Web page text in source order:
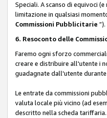
Speciali. A scanso di equivoci
limitazione in qualsiasi
Commissioni Pubblicitarie ”).
6. Resoconto delle
Faremo ogni sforzo
creare e distribuire all'utente i
guadagnate dall'utente durante
Le entrate da commissioni
valuta locale più vicino (ad
descritto nella scheda tariffaria.